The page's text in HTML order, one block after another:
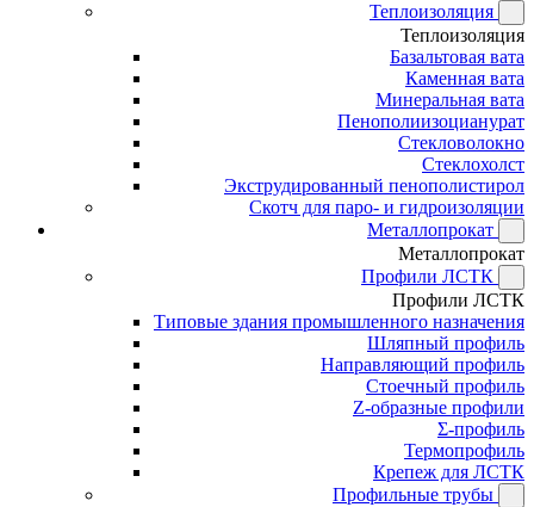
Теплоизоляция
Теплоизоляция
Базальтовая вата
Каменная вата
Минеральная вата
Пенополиизоцианурат
Стекловолокно
Стеклохолст
Экструдированный пенополистирол
Скотч для паро- и гидроизоляции
Металлопрокат
Металлопрокат
Профили ЛСТК
Профили ЛСТК
Типовые здания промышленного назначения
Шляпный профиль
Направляющий профиль
Стоечный профиль
Z-образные профили
Σ-профиль
Термопрофиль
Крепеж для ЛСТК
Профильные трубы